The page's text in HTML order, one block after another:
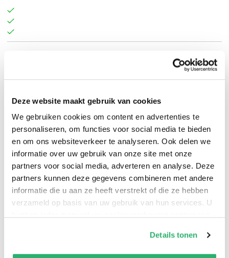
Deze website maakt gebruik van cookies
We gebruiken cookies om content en advertenties te
personaliseren, om functies voor social media te bieden
en om ons websiteverkeer te analyseren. Ook delen we
informatie over uw gebruik van onze site met onze
partners voor social media, adverteren en analyse. Deze
partners kunnen deze gegevens combineren met andere
informatie die u aan ze heeft verstrekt of die ze hebben
verzameld op basis van uw gebruik van hun services. U
Details tonen
Johan en Allis ontmoeten een vreemde snoeshaan die
beweert een duivelspenning te bezitten, een muntstuk
terugkeert. Het lijkt een zegen, maar in werkelijkheid is
het een vloek. Wanneer de jongeman de
duivelskunsten wil tonen, blijkt het lot hem gunstig
gezind. De penning belandt bij Allis. Die is niet onder de
indruk. Maar wanneer de snoeshaan de volgende
ochtend dood gevonden wordt, heeft Johan alle reden
om zich ernstig zorgen te maken...